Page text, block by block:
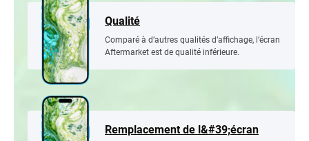
Qualité
Comparé à d’autres qualités d’affichage, l’écran
Aftermarket est de qualité inférieure.
Remplacement de l&#39;écran